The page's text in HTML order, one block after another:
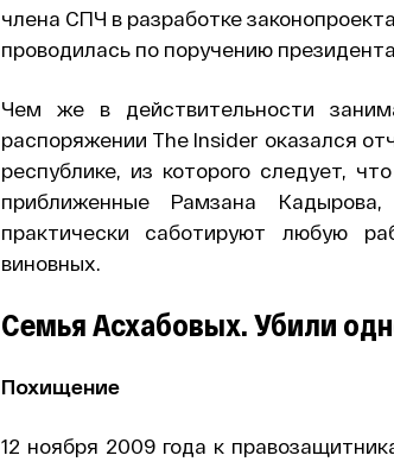
члена СПЧ в разработке
проводилась по поручению
Чем же в действительности
распоряжении The Insider оказался
республике, из которого следует,
приближенные Рамзана
практически саботируют любую
виновных.
Семья Асхабовых. Убили
Похищение
12 ноября 2009 года к